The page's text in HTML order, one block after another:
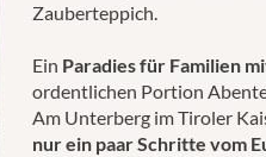
Zauberteppich.
Ein Paradies für Familien
ordentlichen Portion
Am Unterberg im Tiroler
nur ein paar Schritte vom